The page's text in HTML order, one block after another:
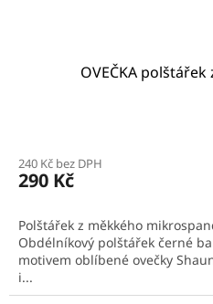
OVEČKA
240 Kč bez DPH
290 Kč
Polštářek z měkkého
Obdélníkový polštářek černé
motivem oblíbené ovečky
i...